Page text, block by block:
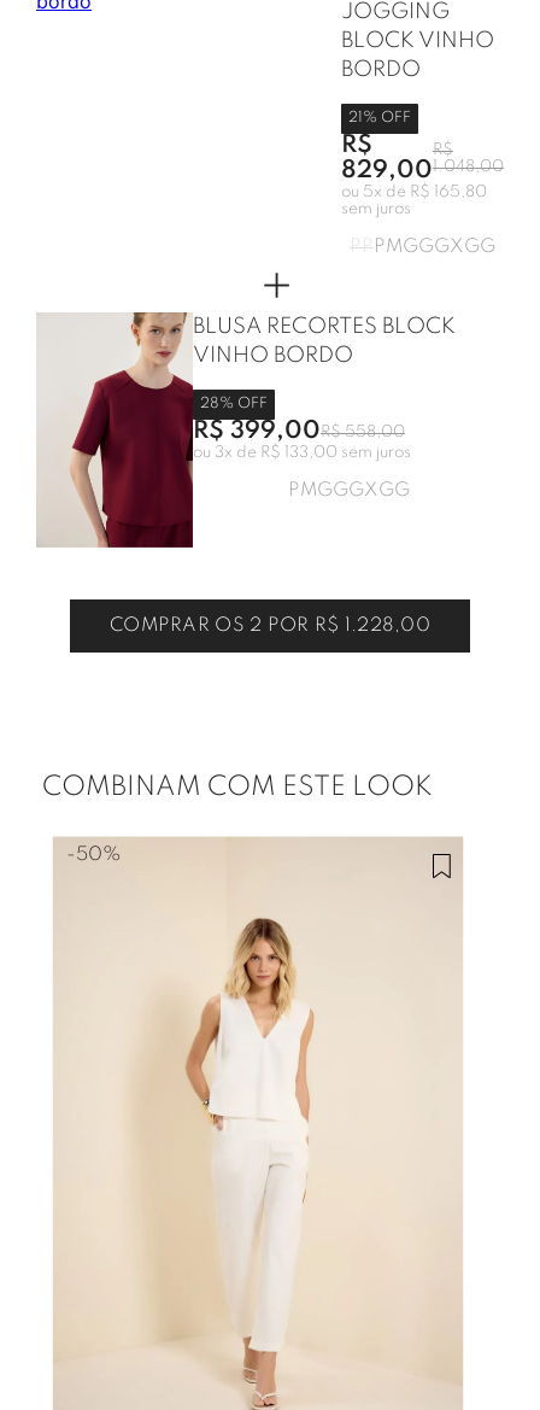
JOGGING
BLOCK VINHO
BORDO
21 % OFF
R$
829,00
R$
1.048,00
ou 5x de R$ 165,80
sem juros
PPPMGGGXGG
+
BLUSA RECORTES BLOCK
VINHO BORDO
28% OFF
R$ 399,00R$ 558,00
ou 3x de R$ 133,00 sem juros
PMGGGXGG
COMPRAR OS 2 POR R$ 1.228,00
COMBINAM COM ESTE LOOK
-50%